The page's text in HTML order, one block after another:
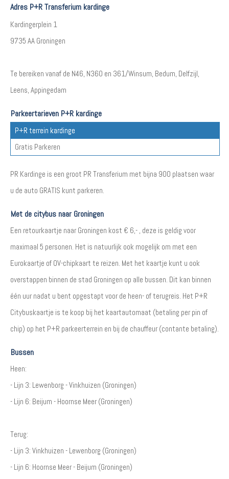
Adres P+R Transferium kardinge
Kardingerplein 1
9735 AA Groningen
Te bereiken vanaf de N46, N360 en 361/Winsum, Bedum, Delfzijl,
Leens, Appingedam
Parkeertarieven P+R kardinge
P+R terrein kardinge
Gratis Parkeren
PR Kardinge is een groot PR Transferium met bijna 900 plaatsen waar
u de auto GRATIS kunt parkeren.
Met de citybus naar Groningen
Een retourkaartje naar Groningen kost € 6,- , deze is geldig voor
maximaal 5 personen. Het is natuurlijk ook mogelijk om met een
Eurokaartje of OV-chipkaart te reizen. Met het kaartje kunt u ook
overstappen binnen de stad Groningen op alle bussen. Dit kan binnen
één uur nadat u bent opgestapt voor de heen- of terugreis. Het P+R
Citybuskaartje is te koop bij het kaartautomaat (betaling per pin of
chip) op het P+R parkeerterrein en bij de chauffeur (contante betaling).
Bussen
Heen:
- Lijn 3: Lewenborg - Vinkhuizen (Groningen)
- Lijn 6: Beijum - Hoornse Meer (Groningen)
Terug:
- Lijn 3: Vinkhuizen - Lewenborg (Groningen)
- Lijn 6: Hoornse Meer - Beijum (Groningen)